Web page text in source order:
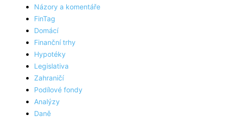
Názory a komentáře
FinTag
Domácí
Finanční trhy
Hypotéky
Legislativa
Zahraničí
Podílové fondy
Analýzy
Daně